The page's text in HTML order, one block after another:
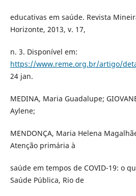
educativas em saúde. Revista
Horizonte, 2013, v. 17,
n. 3. Disponível em:
https://www.reme.org.br/artigo/
24 jan.
MEDINA, Maria Guadalupe;
Aylene;
MENDONÇA, Maria Helena
Atenção primária à
saúde em tempos de COVID-19: o
Saúde Pública, Rio de